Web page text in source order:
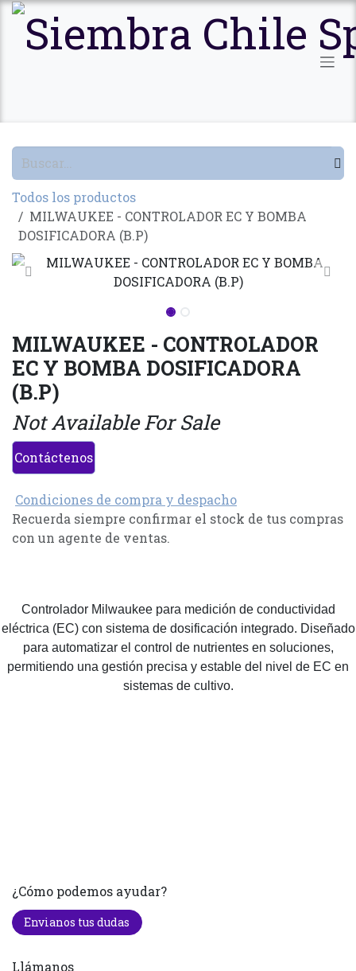
Ir al contenido
Todos los productos
MILWAUKEE - CONTROLADOR EC Y BOMBA
DOSIFICADORA (B.P)
MILWAUKEE - CONTROLADOR
EC Y BOMBA DOSIFICADORA
(B.P)
Not Available For Sale
Contáctenos
Condiciones de compra y despacho
Recuerda siempre confirmar el stock de tus compras
con un agente de ventas.
Controlador Milwaukee para medición de conductividad
eléctrica (EC) con sistema de dosificación integrado. Diseñado
para automatizar el control de nutrientes en soluciones,
permitiendo una gestión precisa y estable del nivel de EC en
sistemas de cultivo.
¿Cómo podemos ayudar?
Envianos tus dudas
Llámanos